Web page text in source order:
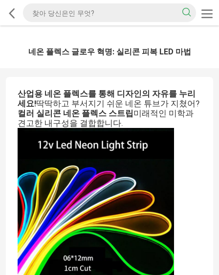
네온 플렉스 글로우 혁명: 실리콘 피복 LED 마법
산업용 네온 플렉스를 통해 디자인의 자유를 누리
세요!딱딱하고 부서지기 쉬운 네온 튜브가 지쳤어?
컬러 실리콘 네온 플렉스 스트립미래적인 미학과
견고한 내구성을 결합합니다.